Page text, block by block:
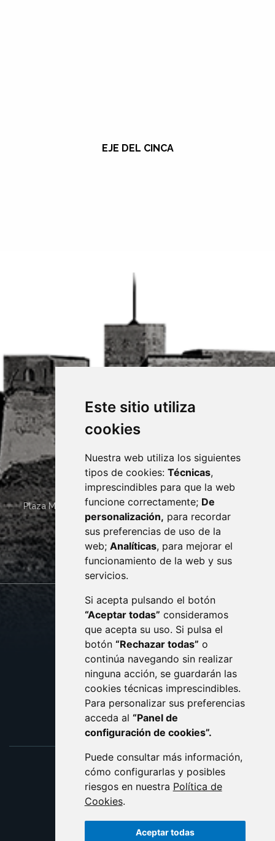
Este sitio utiliza
cookies
Nuestra web utiliza los siguientes
tipos de cookies: Técnicas,
imprescindibles para que la web
funcione correctamente; De
personalización, para recordar
sus preferencias de uso de la
web; Analíticas, para mejorar el
funcionamiento de la web y sus
servicios.
Si acepta pulsando el botón
“Aceptar todas” consideramos
que acepta su uso. Si pulsa el
botón “Rechazar todas” o
continúa navegando sin realizar
ninguna acción, se guardarán las
cookies técnicas imprescindibles.
Para personalizar sus preferencias
acceda al “Panel de
configuración de cookies”.
Puede consultar más información,
cómo configurarlas y posibles
riesgos en nuestra Política de
Cookies.
Aceptar todas
EJE DEL CINCA
Plaza Mayor 4 22400 MONZÓN - ARAGÓN (ESPAÑA)
· (34) 974 400 700 ·
sac@monzon.es
monzon.es
CONTACTO
AVISO LEGAL
PROTECCIÓN DE DATOS
POLÍTICA DE COOKIES
ACCESIBILIDAD
ENLACE EXTERNO AL